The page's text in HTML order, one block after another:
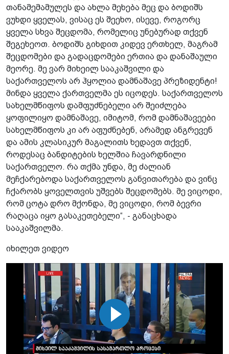
თანამემამულეს და ახლა მეხება მეც და ბოდიშს
ვუხდი ყველას, ვისაც ეს შეეხო, ისევე, როგორც
ყველა სხვა შეცდომა, რომელიც უნებურად თქვენ
შეგეხეოთ. ბოდიშს გიხდით კიდევ ერთხელ, მაგრამ
შეცდომები და გადაცდომები ერთია და დანაშაული
მეორე. მე ვარ მიხეილ სააკაშვილი და
საქართველოს არ ჰყოლია დამნაშავე პრეზიდენტი!
მინდა ყველა ქართველმა ეს იცოდეს. საქართველოს
სახელმწიფოს დამფუძნებელი არ შეიძლება
ყოფილიყო დამნაშავე, იმიტომ, რომ დამნაშავეები
სახელმწიფოს კი არ აფუძნებენ, არამედ ანგრევენ
და ამის კლასიკურ მაგალითს ხედავთ თქვენ,
როდესაც ბანდიტების ხელშია ჩავარდნილი
საქართველო. რა თქმა უნდა, მე ძალიან
მეჩქარებოდა საქართველოს განვითარება და ვინც
ჩქარობს ყოველთვის უშვებს შეცდომებს. მე ვიცოდი,
რომ ცოტა დრო მქონდა, მე ვიცოდი, რომ ბევრი
რაღაცა იყო გასაკეთებელი“, - განაცხადა
სააკაშვილმა.
იხილეთ ვიდეო